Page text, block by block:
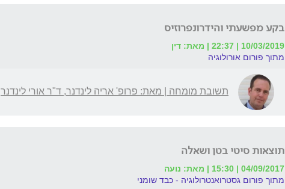
בקע מפשעתי והידרונפרוזיס
10/03/2019 | 22:37 | מאת: דין
מתוך פורום אורולוגיה
תשובת מומחה | מאת: פרופ' אריה לינדנר, ד"ר אורי לינדנר
תוצאות סיטי בטן ושאלה
04/09/2017 | 15:30 | מאת: נועה
מתוך פורום גסטרואנטרולוגיה - כבד שומני